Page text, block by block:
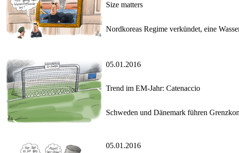
Size matters
Nordkoreas Regime verkündet, eine
05.01.2016
Trend im EM-Jahr: Catenaccio
Schweden und Dänemark führen
05.01.2016